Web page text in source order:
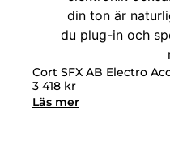
Cort SFX AB Electro
3 418 kr
Läs mer